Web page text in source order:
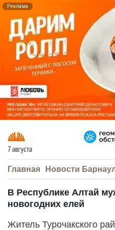
Реклама
7 августа
Главная Новости
В Республике Алтай
новогодних елей
Житель Турочакского